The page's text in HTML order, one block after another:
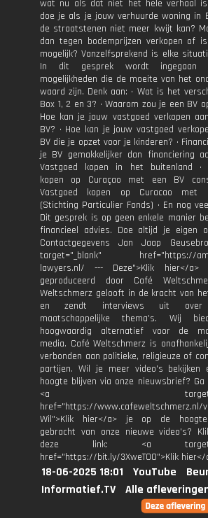
wat nu als dat niet het hele verhaal
doe je als je jouw verhuurde woning in
de straatstenen niet meer kwijt kan?
dan tegen bodemprijzen verkopen of
mogelijk? Vanzelfsprekend is elke
In dit gesprek wordt ingegaan
mogelijkheden die de moeite van het
waard zijn. Denk aan: • Wat is het
Box 1, 2 en 3? • Waarom zou je een BV
Hoe kan je jouw vastgoed verkopen
BV? • Hoe kan je jouw vastgoed
BV die je opzet voor je kinderen? •
je BV gemakkelijker dan financiering
Vastgoed kopen in het buitenland •
kopen op Curaçao met een BV
Vastgoed kopen op Curacao met
(Stichting Particulier Fonds) • En nog
Dit gesprek is op geen enkele manier
financieel advies. Doe altijd je eigen
Contactgegevens Jan Jaap
target="_blank" href="https://
lawyers.nl/ --- Deze">Klik hier</
geproduceerd door Café
Weltschmerz gelooft in de kracht van
en zendt interviews uit over
maatschappelijke thema's. Wij
hoogwaardig alternatief voor de
media. Café Weltschmerz is
verbonden aan politieke, religieuze of
partijen. Wil je meer video's bekijken
hoogte blijven via onze nieuwsbrief? Ga
<a
href="https://www.cafeweltschmerz.nl/
Wil">Klik hier</a> je op de
gebracht van onze nieuwe video's?
deze link: <a
href="https://bit.ly/3XweTO0">Klik hier</
18-06-2025 18:01 YouTube
Informatief.TV
Alle